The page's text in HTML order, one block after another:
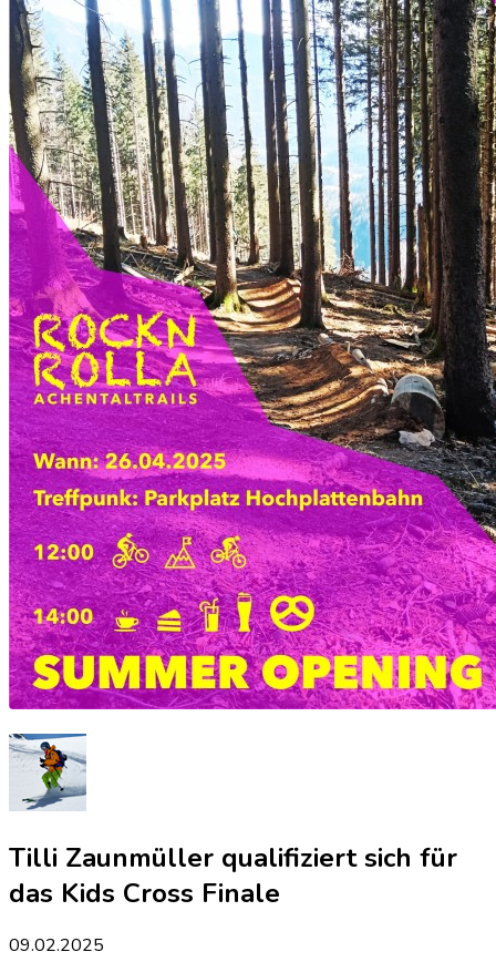
Tilli Zaunmüller qualifiziert sich für
das Kids Cross Finale
09.02.2025